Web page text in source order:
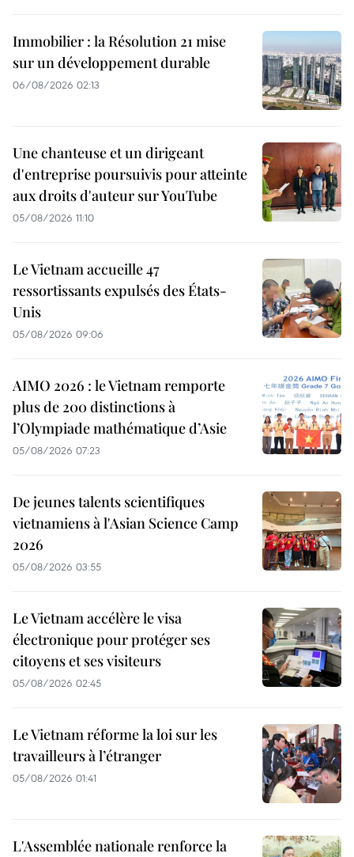
Immobilier : la Résolution 21 mise
sur un développement durable
06/08/2026 02:13
Une chanteuse et un dirigeant
d'entreprise poursuivis pour atteinte
aux droits d'auteur sur YouTube
05/08/2026 11:10
Le Vietnam accueille 47
ressortissants expulsés des États-
Unis
05/08/2026 09:06
AIMO 2026 : le Vietnam remporte
plus de 200 distinctions à
l’Olympiade mathématique d’Asie
05/08/2026 07:23
De jeunes talents scientifiques
vietnamiens à l'Asian Science Camp
2026
05/08/2026 03:55
Le Vietnam accélère le visa
électronique pour protéger ses
citoyens et ses visiteurs
05/08/2026 02:45
Le Vietnam réforme la loi sur les
travailleurs à l’étranger
05/08/2026 01:41
L'Assemblée nationale renforce la